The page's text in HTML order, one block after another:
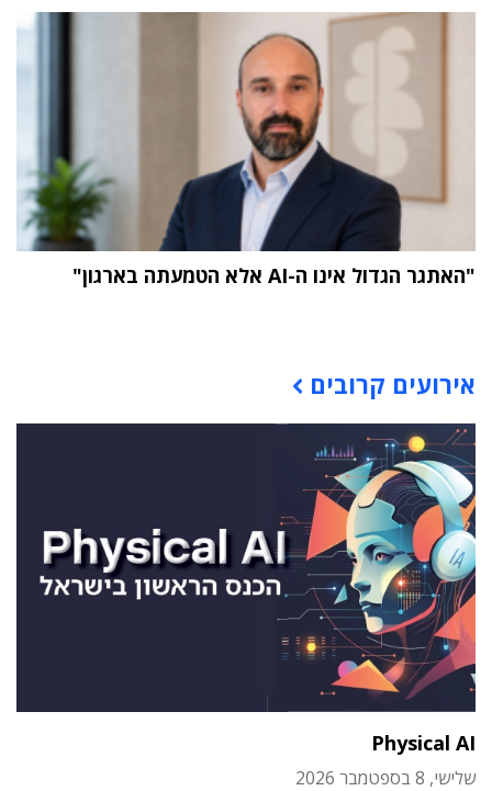
"האתגר הגדול אינו ה-AI אלא הטמעתה בארגון"
אירועים קרובים
Physical AI
שלישי, 8 בספטמבר 2026